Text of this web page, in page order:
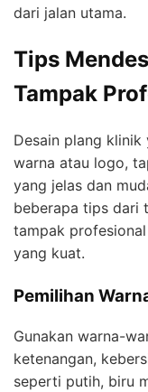
dari jalan utama.
Tips
Tampak
Desain plang klinik
warna atau logo,
yang jelas dan
beberapa tips dari
tampak
yang kuat.
Pemilihan
Gunakan warna-
ketenangan,
seperti putih, biru